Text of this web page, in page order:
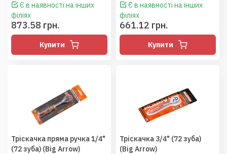
Є в наявності на інших
філіях
873.58 грн.
Купити
Є в наявності на інших
філіях
661.12 грн.
Купити
Тріскачка пряма ручка 1/4"
(72 зуба) (Big Arrow)
Тріскачка 3/4" (72 зуба)
(Big Arrow)